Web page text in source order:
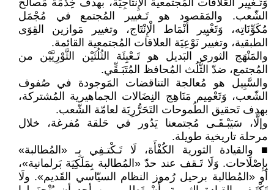
وَتَـغْيِير العَلَاقَات المُجتمعية الْإِنْتَاجِيَة، بهدف خِدْمَة مَصالح
الشّعب. والمَقصود هو تَـغيير المُجتمع في مُجْمَل
مُكَوِّنَاتِه، وَتَغْيِير أَنْمَاط الْإِنْتَاج، وتغيير مَوازين القِوَى
الطبقية، وتغيير نَوْعِيَة العلاقات المُجتمعية القائمة.
والمَنْهَج الثوري البَديل هو تَـعْبِئَة الثُلُثَيْن الثَّوْرِيَّيْن من
المُجتمع، ضدّ الثُّلُث المُحافظ المُتَبَـقِّي.
والسَّبِيل هو مُعالجة التناقضات المَوجودة في صُفوف
الشّعب، وَتَعْمِيم مَنَاهِج النِضَالات الجماهيرية المُشتركة،
بهدف تَحقيق الطُموحات التَحَرُّرِيَة لعامّة الشّعب.
وإلَّا، سَيَبْـقَـى مُجتمعنا يَدُور في حَلقة مُفرغة، خلال
مرحلة تاريخية طويلة.
■ والقيادة الثورية الكُفْأَة، لَا تَـكْتـفِي بِـ «المُطالبة»
بِإِصْلَاحات. وَلَا تَـقف عند حدّ «المُطالبة بِمَلَكِيَة بَرلمانية»،
أو «المُطالبة برحيل رُموز النظام السيّاسي القَديم». ولَا